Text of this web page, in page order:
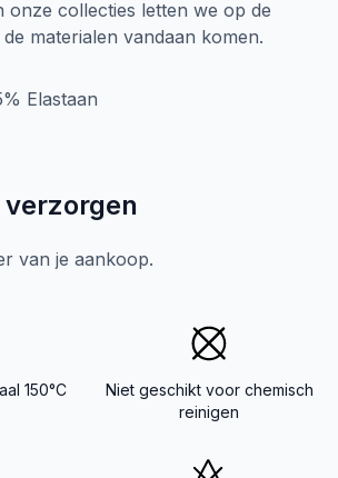
onze collecties letten we op de
materialen vandaan komen.
Elastaan
verzorgen
van je aankoop.
150°C
Niet geschikt voor chemisch
reinigen